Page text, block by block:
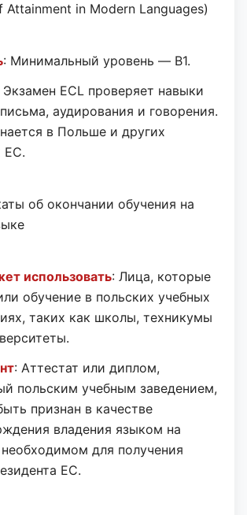
in Modern Languages)
: Минимальный уровень — B1.
Экзамен ECL проверяет навыки
аудирования и говорения.
в Польше и других
ЕС.
об окончании обучения на
использовать: Лица, которые
обучение в польских учебных
таких как школы, техникумы
: Аттестат или диплом,
польским учебным заведением,
признан в качестве
владения языком на
для получения
ЕС.